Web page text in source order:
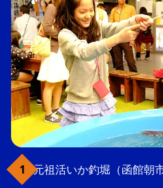
元祖活いか釣堀（函館朝